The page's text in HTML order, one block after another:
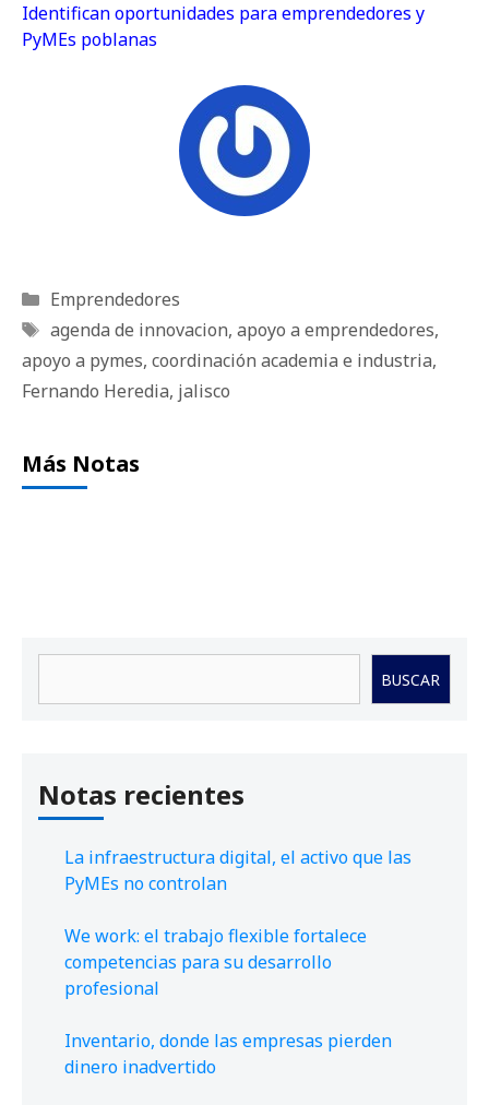
Identifican oportunidades para emprendedores y
PyMEs poblanas
Categorías
Emprendedores
Etiquetas
agenda de innovacion, apoyo a emprendedores,
apoyo a pymes, coordinación academia e industria,
Fernando Heredia, jalisco
Más Notas
BUSCAR
Notas recientes
La infraestructura digital, el activo que las
PyMEs no controlan
We work: el trabajo flexible fortalece
competencias para su desarrollo
profesional
Inventario, donde las empresas pierden
dinero inadvertido